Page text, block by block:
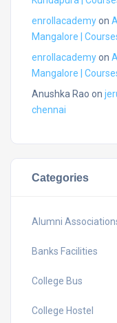
enrollacademyon
Mangalore |
enrollacademyon
Mangalore |
Anushka Rao on
chennai
Categories
Alumni
Banks Facilities
College Bus
College Hostel